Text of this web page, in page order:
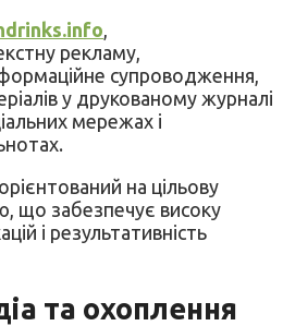
,
рекламу,
супроводження,
у друкованому журналі
мережах і
на цільову
що забезпечує високу
і результативність
та охоплення